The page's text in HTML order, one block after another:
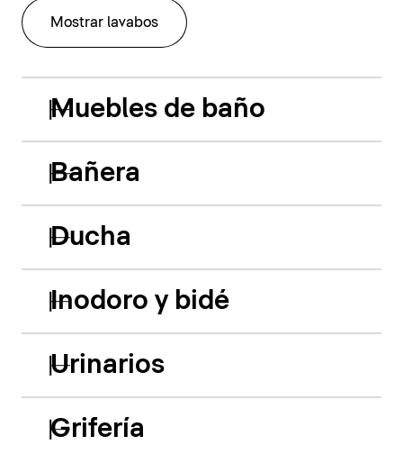
Mostrar lavabos
Muebles de baño
Bañera
Ducha
Inodoro y bidé
Urinarios
Grifería